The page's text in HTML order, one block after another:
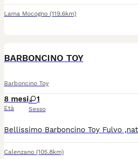
Lama Mocogno (119.6km)
BARBONCINO TOY
Barboncino Toy
8 mesi
Età
1
Sesso
Calenzano (105.8km)